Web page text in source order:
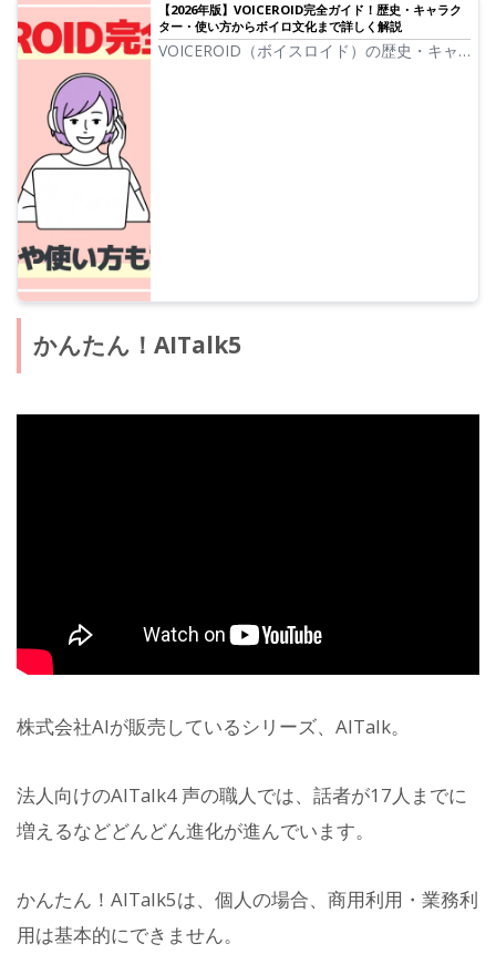
【2026年版】VOICEROID完全ガイド！歴史・キャラク
ター・使い方からボイロ文化まで詳しく解説
VOICEROID（ボイスロイド）の歴史・キャ
かんたん！AITalk5
株式会社AIが販売しているシリーズ、AITalk。
法人向けのAITalk4 声の職人では、話者が17人までに
増えるなどどんどん進化が進んでいます。
かんたん！AITalk5は、個人の場合、商用利用・業務利
用は基本的にできません。